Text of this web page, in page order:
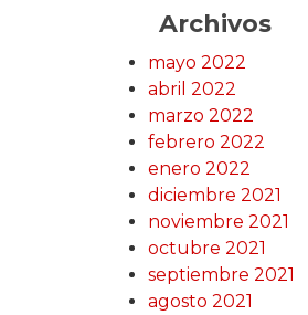
Archivos
mayo 2022
abril 2022
marzo 2022
febrero 2022
enero 2022
diciembre 2021
noviembre 2021
octubre 2021
septiembre 2021
agosto 2021